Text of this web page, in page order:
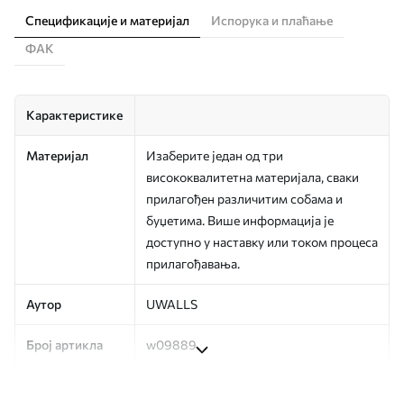
Спецификације и материјал
Испорука и плаћање
ФАК
Карактеристике
Материјал
Изаберите један од три
висококвалитетна материјала, сваки
прилагођен различитим собама и
буџетима. Више информација је
доступно у наставку или током процеса
прилагођавања.
Аутор UWALLS
Број артикла w09889